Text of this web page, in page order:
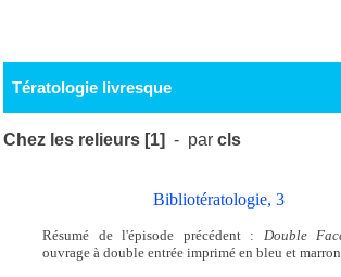
Tératologie livresque
Chez les relieurs [1] - parcls
Bibliotératologie, 3
Résumé de l'épisode précédent : Double
ouvrage à double entrée imprimé en bleu et marron